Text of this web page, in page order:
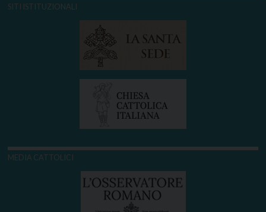
SITI ISTITUZIONALI
MEDIA CATTOLICI